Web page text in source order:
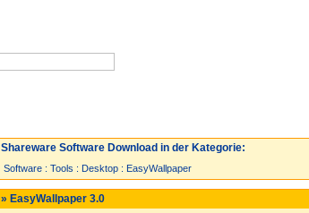
Shareware Software Download in der Kategorie:
Software : Tools : Desktop : EasyWallpaper
» EasyWallpaper 3.0